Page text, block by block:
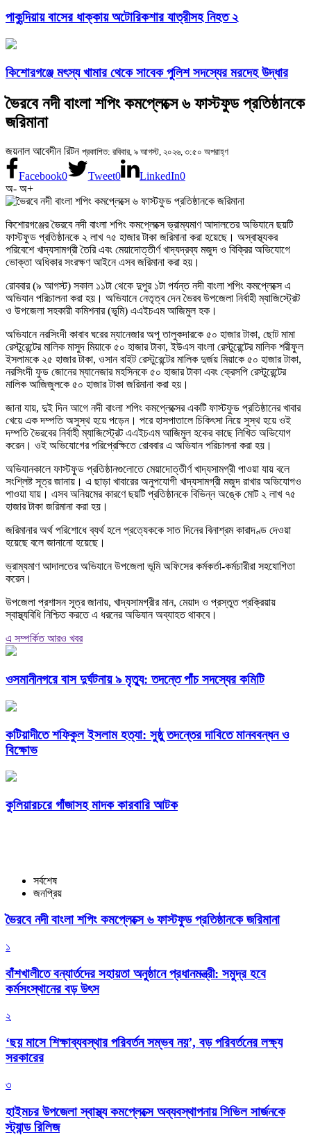
পাকুন্দিয়ায় বাসের ধাক্কায় অটোরিকশার যাত্রীসহ নিহত ২
কিশোরগঞ্জে মৎস্য খামার থেকে সাবেক পুলিশ সদস্যের মরদেহ উদ্ধার
ভৈরবে নদী বাংলা শপিং কমপ্লেক্সে ৬ ফাস্টফুড প্রতিষ্ঠানকে
জরিমানা
জয়নাল আবেদীন রিটন প্রকাশিত: রবিবার, ৯ আগস্ট, ২০২৬, ৩:৫০ অপরাহ্ণ
Facebook0 Tweet0 LinkedIn0
অ- অ+
কিশোরগঞ্জের ভৈরবে নদী বাংলা শপিং কমপ্লেক্সে ভ্রাম্যমাণ আদালতের অভিযানে ছয়টি
ফাস্টফুড প্রতিষ্ঠানকে ২ লাখ ৭৫ হাজার টাকা জরিমানা করা হয়েছে। অস্বাস্থ্যকর
পরিবেশে খাদ্যসামগ্রী তৈরি এবং মেয়াদোত্তীর্ণ খাদ্যদ্রব্য মজুদ ও বিক্রির অভিযোগে
ভোক্তা অধিকার সংরক্ষণ আইনে এসব জরিমানা করা হয়।
রোববার (৯ আগস্ট) সকাল ১১টা থেকে দুপুর ১টা পর্যন্ত নদী বাংলা শপিং কমপ্লেক্সে এ
অভিযান পরিচালনা করা হয়। অভিযানে নেতৃত্ব দেন ভৈরব উপজেলা নির্বাহী ম্যাজিস্ট্রেট
ও উপজেলা সহকারী কমিশনার (ভূমি) এএইচএম আজিমুল হক।
অভিযানে নরসিংদী কাবাব ঘরের ম্যানেজার অপু তালুকদারকে ৫০ হাজার টাকা, ছোট মামা
রেস্টুরেন্টের মালিক মাসুদ মিয়াকে ৫০ হাজার টাকা, ইউএস বাংলা রেস্টুরেন্টের মালিক শরীফুল
ইসলামকে ২৫ হাজার টাকা, ওসান বাইট রেস্টুরেন্টের মালিক দুর্জয় মিয়াকে ৫০ হাজার টাকা,
নরসিংদী ফুড জোনের ম্যানেজার মহসিনকে ৫০ হাজার টাকা এবং ক্রেসপি রেস্টুরেন্টের
মালিক আজিজুলকে ৫০ হাজার টাকা জরিমানা করা হয়।
জানা যায়, দুই দিন আগে নদী বাংলা শপিং কমপ্লেক্সের একটি ফাস্টফুড প্রতিষ্ঠানের খাবার
খেয়ে এক দম্পতি অসুস্থ হয়ে পড়েন। পরে হাসপাতালে চিকিৎসা নিয়ে সুস্থ হয়ে ওই
দম্পতি ভৈরবের নির্বাহী ম্যাজিস্ট্রেট এএইচএম আজিমুল হকের কাছে লিখিত অভিযোগ
করেন। ওই অভিযোগের পরিপ্রেক্ষিতে রোববার এ অভিযান পরিচালনা করা হয়।
অভিযানকালে ফাস্টফুড প্রতিষ্ঠানগুলোতে মেয়াদোত্তীর্ণ খাদ্যসামগ্রী পাওয়া যায় বলে
সংশ্লিষ্ট সূত্র জানায়। এ ছাড়া খাবারের অনুপযোগী খাদ্যসামগ্রী মজুদ রাখার অভিযোগও
পাওয়া যায়। এসব অনিয়মের কারণে ছয়টি প্রতিষ্ঠানকে বিভিন্ন অঙ্কে মোট ২ লাখ ৭৫
হাজার টাকা জরিমানা করা হয়।
জরিমানার অর্থ পরিশোধে ব্যর্থ হলে প্রত্যেককে সাত দিনের বিনাশ্রম কারাদণ্ড দেওয়া
হয়েছে বলে জানানো হয়েছে।
ভ্রাম্যমাণ আদালতের অভিযানে উপজেলা ভূমি অফিসের কর্মকর্তা-কর্মচারীরা সহযোগিতা
করেন।
উপজেলা প্রশাসন সূত্র জানায়, খাদ্যসামগ্রীর মান, মেয়াদ ও প্রস্তুত প্রক্রিয়ায়
স্বাস্থ্যবিধি নিশ্চিত করতে এ ধরনের অভিযান অব্যাহত থাকবে।
এ সম্পর্কিত আরও খবর
ওসমানীনগরে বাস দুর্ঘটনায় ৯ মৃত্যু: তদন্তে পাঁচ সদস্যের কমিটি
কটিয়াদীতে শফিকুল ইসলাম হত্যা: সুষ্ঠু তদন্তের দাবিতে মানববন্ধন ও
বিক্ষোভ
কুলিয়ারচরে গাঁজাসহ মাদক কারবারি আটক
সর্বশেষ
জনপ্রিয়
ভৈরবে নদী বাংলা শপিং কমপ্লেক্সে ৬ ফাস্টফুড প্রতিষ্ঠানকে জরিমানা
১
বাঁশখালীতে বন্যার্তদের সহায়তা অনুষ্ঠানে প্রধানমন্ত্রী: সমুদ্র হবে
কর্মসংস্থানের বড় উৎস
২
‘ছয় মাসে শিক্ষাব্যবস্থার পরিবর্তন সম্ভব নয়’, বড় পরিবর্তনের লক্ষ্য
সরকারের
৩
হাইমচর উপজেলা স্বাস্থ্য কমপ্লেক্সে অব্যবস্থাপনায় সিভিল সার্জনকে
স্ট্যান্ড রিলিজ